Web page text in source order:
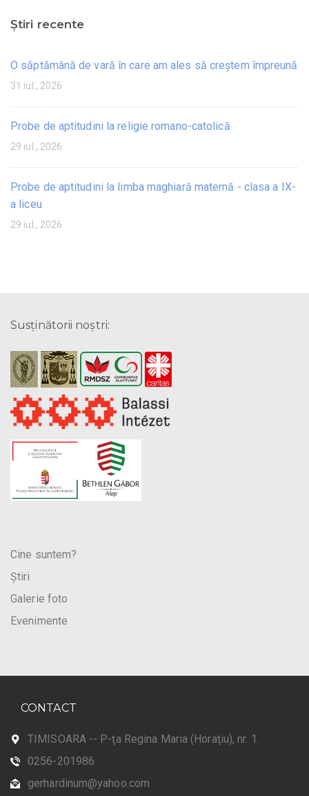
Știri recente
O săptămână de vară în care am ales să creștem împreună
31 iul., 2026
Probe de aptitudini la religie romano-catolică
29 iul., 2026
Probe de aptitudini la limba maghiară maternă - clasa a IX-
a liceu
29 iul., 2026
Susţinătorii noştri:
Cine suntem?
Știri
Galerie foto
Evenimente
CONTACT
TIMISOARA -- P-ţa Regina Maria (Horaţiu), nr. 1.
0256-201986
gerhardinum@yahoo.com